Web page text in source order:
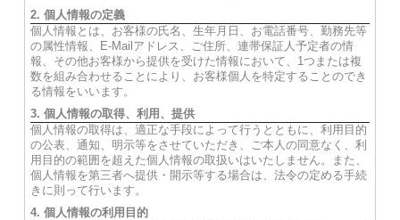
2. 個人情報の定義
個人情報とは、お客様の氏名、生年月日、お電話番号、勤務先等
の属性情報、E-Mailアドレス、ご住所、連帯保証人予定者の情
報、その他お客様から提供を受けた情報において、1つまたは複
数を組み合わせることにより、お客様個人を特定することのでき
る情報をいいます。
3. 個人情報の取得、利用、提供
個人情報の取得は、適正な手段によって行うとともに、利用目的
の公表、通知、明示等をさせていただき、ご本人の同意なく、利
用目的の範囲を超えた個人情報の取扱いはいたしません。また、
個人情報を第三者へ提供・開示等する場合は、法令の定める手続
きに則って行います。
4. 個人情報の利用目的